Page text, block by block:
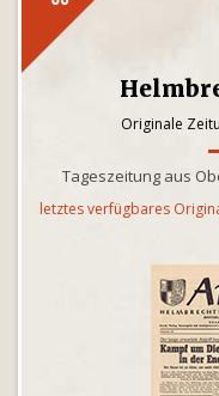
Originale
Tageszeitung aus
letztes verfügbares